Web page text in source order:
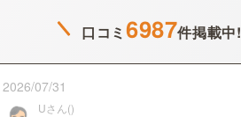
口コミ 6987件掲載中!
2026/07/31
Uさん()